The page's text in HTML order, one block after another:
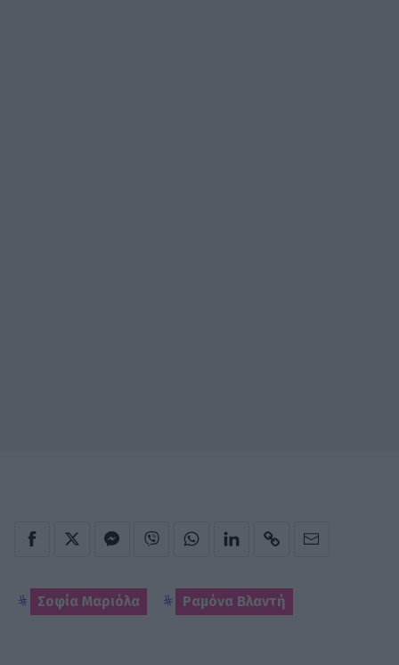
Σοφία Μαριόλα Ραμόνα Βλαντή